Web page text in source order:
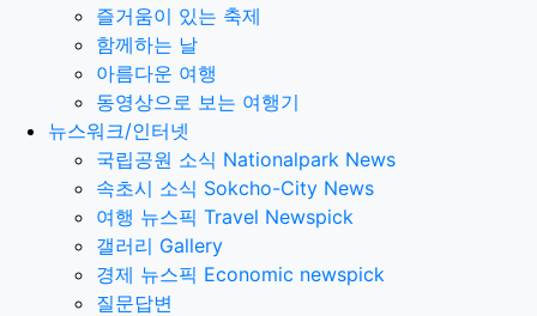
즐거움이 있는 축제
함께하는 날
아름다운 여행
동영상으로 보는 여행기
뉴스워크/인터넷
국립공원 소식 Nationalpark News
속초시 소식 Sokcho-City News
여행 뉴스픽 Travel Newspick
갤러리 Gallery
경제 뉴스픽 Economic newspick
질문답변